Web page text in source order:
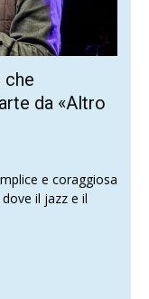
che
da «Altro
e coraggiosa
il jazz e il